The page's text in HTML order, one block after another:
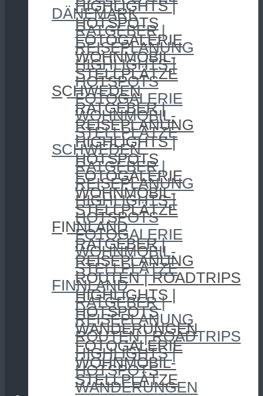
HIGHLIGHTS |
HOTSPOTS
FOTOGALERIE
WOHNMOBIL-
STELLPLÄTZE
SCHWEDEN
RATGEBER |
REISEPLANUNG
HIGHLIGHTS |
HOTSPOTS
FOTOGALERIE
WOHNMOBIL-
STELLPLÄTZE
FINNLAND
RATGEBER |
REISEPLANUNG
ROUTEN | ROADTRIPS
HIGHLIGHTS |
HOTSPOTS
WANDERUNGEN
FOTOGALERIE
WOHNMOBIL-
STELLPLÄTZE
DÄNEMARK
RATGEBER |
REISEPLANUNG
HIGHLIGHTS |
HOTSPOTS
FOTOGALERIE
WOHNMOBIL-
STELLPLÄTZE
SCHWEDEN
RATGEBER |
REISEPLANUNG
HIGHLIGHTS |
HOTSPOTS
FOTOGALERIE
WOHNMOBIL-
STELLPLÄTZE
FINNLAND
RATGEBER |
REISEPLANUNG
ROUTEN | ROADTRIPS
HIGHLIGHTS |
HOTSPOTS
WANDERUNGEN